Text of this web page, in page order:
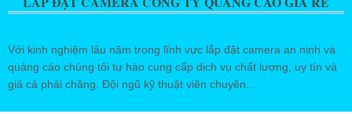
Với kinh nghiệm lâu năm trong lĩnh vực lắp đặt camera an ninh và
quảng cáo chúng tôi tự hào cung cấp dịch vụ chất lượng, uy tín và
giá cả phải chăng. Đội ngũ kỹ thuật viên chuyên...